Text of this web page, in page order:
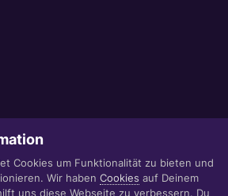
Cookies um Funktionalität zu bieten und
Wir haben Cookies auf Deinem
uns diese Webseite zu verbessern. Du